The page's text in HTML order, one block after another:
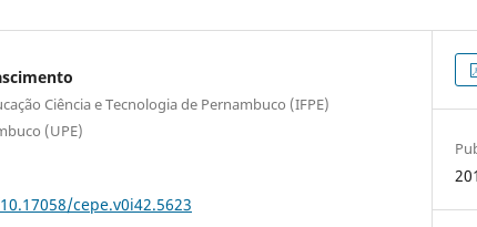
Ciência e Tecnologia de Pernambuco (IFPE)
(UPE)
cepe.v0i42.5623